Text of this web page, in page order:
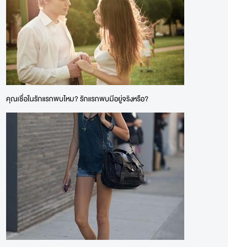
คุณเชื่อในรักแรกพบไหม? รักแรกพบมีอยู่จริงหรือ?